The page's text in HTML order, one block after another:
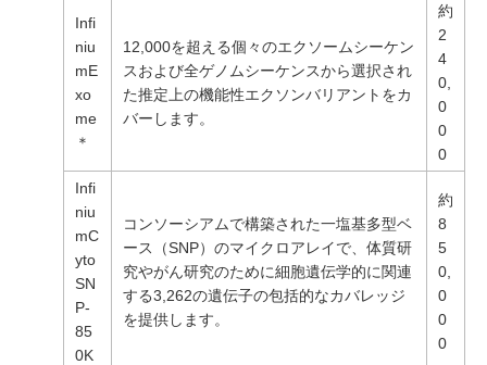
Infi
niu
mE
xo
me
＊
12,000を超える個々のエクソームシーケン
スおよび全ゲノムシーケンスから選択され
た推定上の機能性エクソンバリアントをカ
バーします。
約
2
4
0,
0
0
0
Infi
niu
mC
yto
SN
P-
85
0K
コンソーシアムで構築された一塩基多型ベ
ース（SNP）のマイクロアレイで、体質研
究やがん研究のために細胞遺伝学的に関連
する3,262の遺伝子の包括的なカバレッジ
を提供します。
約
8
5
0,
0
0
0